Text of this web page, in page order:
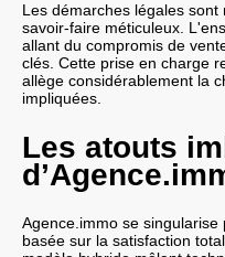
Les démarches légales
savoir-faire méticuleux.
allant du compromis de
clés. Cette prise en charge
allège considérablement la
impliquées.
Les atouts
Agence.immo se
basée sur la satisfaction